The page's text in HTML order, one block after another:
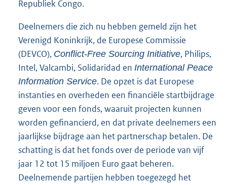
Republiek Congo.
Deelnemers die zich nu hebben gemeld zijn het
Verenigd Koninkrijk, de Europese Commissie
(DEVCO), Conflict-Free Sourcing Initiative, Philips,
Intel, Valcambi, Solidaridad en International Peace
Information Service. De opzet is dat Europese
instanties en overheden een financiële startbijdrage
geven voor een fonds, waaruit projecten kunnen
worden gefinancierd, en dat private deelnemers een
jaarlijkse bijdrage aan het partnerschap betalen. De
schatting is dat het fonds over de periode van vijf
jaar 12 tot 15 miljoen Euro gaat beheren.
Deelnemende partijen hebben toegezegd het